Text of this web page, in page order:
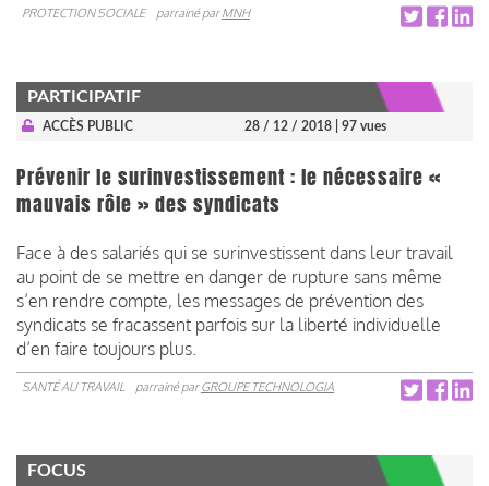
PROTECTION SOCIALE parrainé parMNH
PARTICIPATIF
ACCÈS PUBLIC 28 / 12 / 2018 | 97 vues
Prévenir le surinvestissement : le nécessaire «
mauvais rôle » des syndicats
Face à des salariés qui se surinvestissent dans leur travail
au point de se mettre en danger de rupture sans même
s’en rendre compte, les messages de prévention des
syndicats se fracassent parfois sur la liberté individuelle
d’en faire toujours plus.
SANTÉ AU TRAVAIL parrainé parGROUPE TECHNOLOGIA
FOCUS